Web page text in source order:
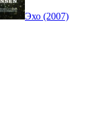
Эхо (2007)